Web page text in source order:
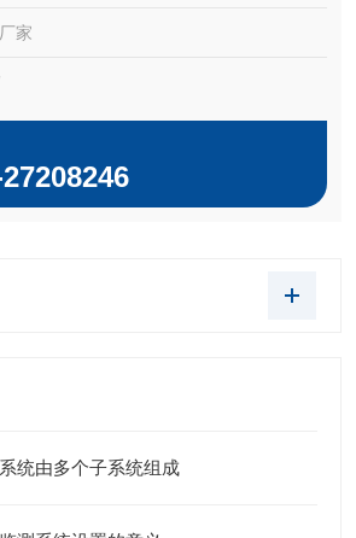
家
统由多个子系统组成